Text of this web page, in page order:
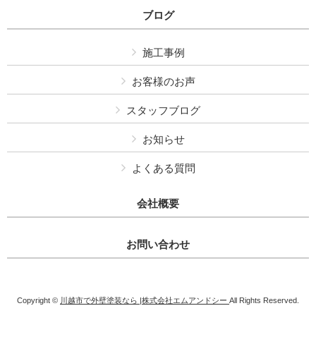
ブログ
施工事例
お客様のお声
スタッフブログ
お知らせ
よくある質問
会社概要
お問い合わせ
Copyright © 川越市で外壁塗装なら |株式会社エムアンドシー All Rights Reserved.